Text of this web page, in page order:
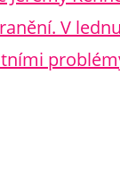
V